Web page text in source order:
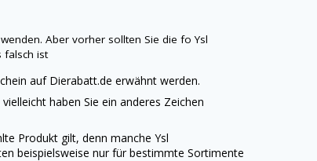
Aber vorher sollten Sie die foYsl
falsch ist
aufDierabatt.de erwähnt werden.
haben Sie ein anderes Zeichen
Produkt gilt, denn mancheYsl
beispielsweise nur für bestimmte Sortimente